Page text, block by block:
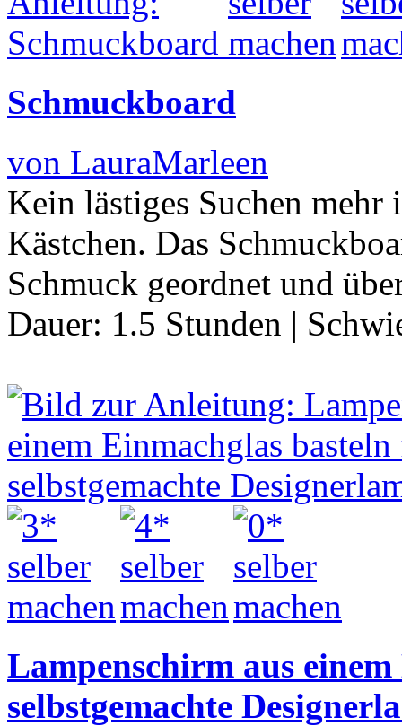
Schmuckboard
von LauraMarleen
Kein lästiges Suchen
Kästchen. Das
Schmuck geordnet und
Dauer: 1.5 Stunden |
Lampenschirm aus
selbstgemachte